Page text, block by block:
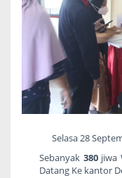
Selasa 28
Sebanyak 380jiwa
Datang Ke kantor